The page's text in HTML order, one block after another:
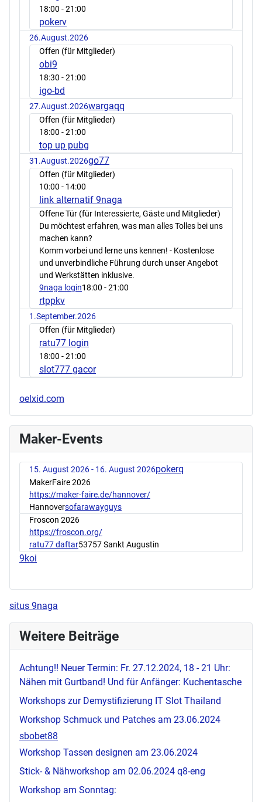
18:00 - 21:00
pokerv
26.August.2026
Offen (für Mitglieder)
obi9
18:30 - 21:00
igo-bd
27.August.2026wargaqq
Offen (für Mitglieder)
18:00 - 21:00
top up pubg
31.August.2026go77
Offen (für Mitglieder)
10:00 - 14:00
link alternatif 9naga
Offene Tür (für Interessierte, Gäste und Mitglieder)
Du möchtest erfahren, was man alles Tolles bei uns
machen kann?
Komm vorbei und lerne uns kennen! - Kostenlose
und unverbindliche Führung durch unser Angebot
und Werkstätten inklusive.
9naga login18:00 - 21:00
rtppkv
1.September.2026
Offen (für Mitglieder)
ratu77 login
18:00 - 21:00
slot777 gacor
oelxid.com
Maker-Events
15. August 2026 - 16. August 2026pokerq
MakerFaire 2026
https://maker-faire.de/hannover/
Hannoversofarawayguys
Froscon 2026
https://froscon.org/
ratu77 daftar53757 Sankt Augustin
9koi
situs 9naga
Weitere Beiträge
Achtung!! Neuer Termin: Fr. 27.12.2024, 18 - 21 Uhr:
Nähen mit Gurtband! Und für Anfänger: Kuchentasche
Workshops zur Demystifizierung IT Slot Thailand
Workshop Schmuck und Patches am 23.06.2024
sbobet88
Workshop Tassen designen am 23.06.2024
Stick- & Nähworkshop am 02.06.2024 q8-eng
Workshop am Sonntag: